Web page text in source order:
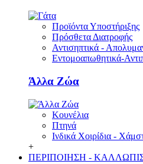
Προϊόντα Υποστήριξης
Πρόσθετα Διατροφής
Αντισηπτικά -
Εντομοαπωθητικά-
Άλλα Ζώα
Κουνέλια
Πτηνά
Ινδικά Χοιρίδια -
+
ΠΕΡΙΠΟΙΗΣΗ -